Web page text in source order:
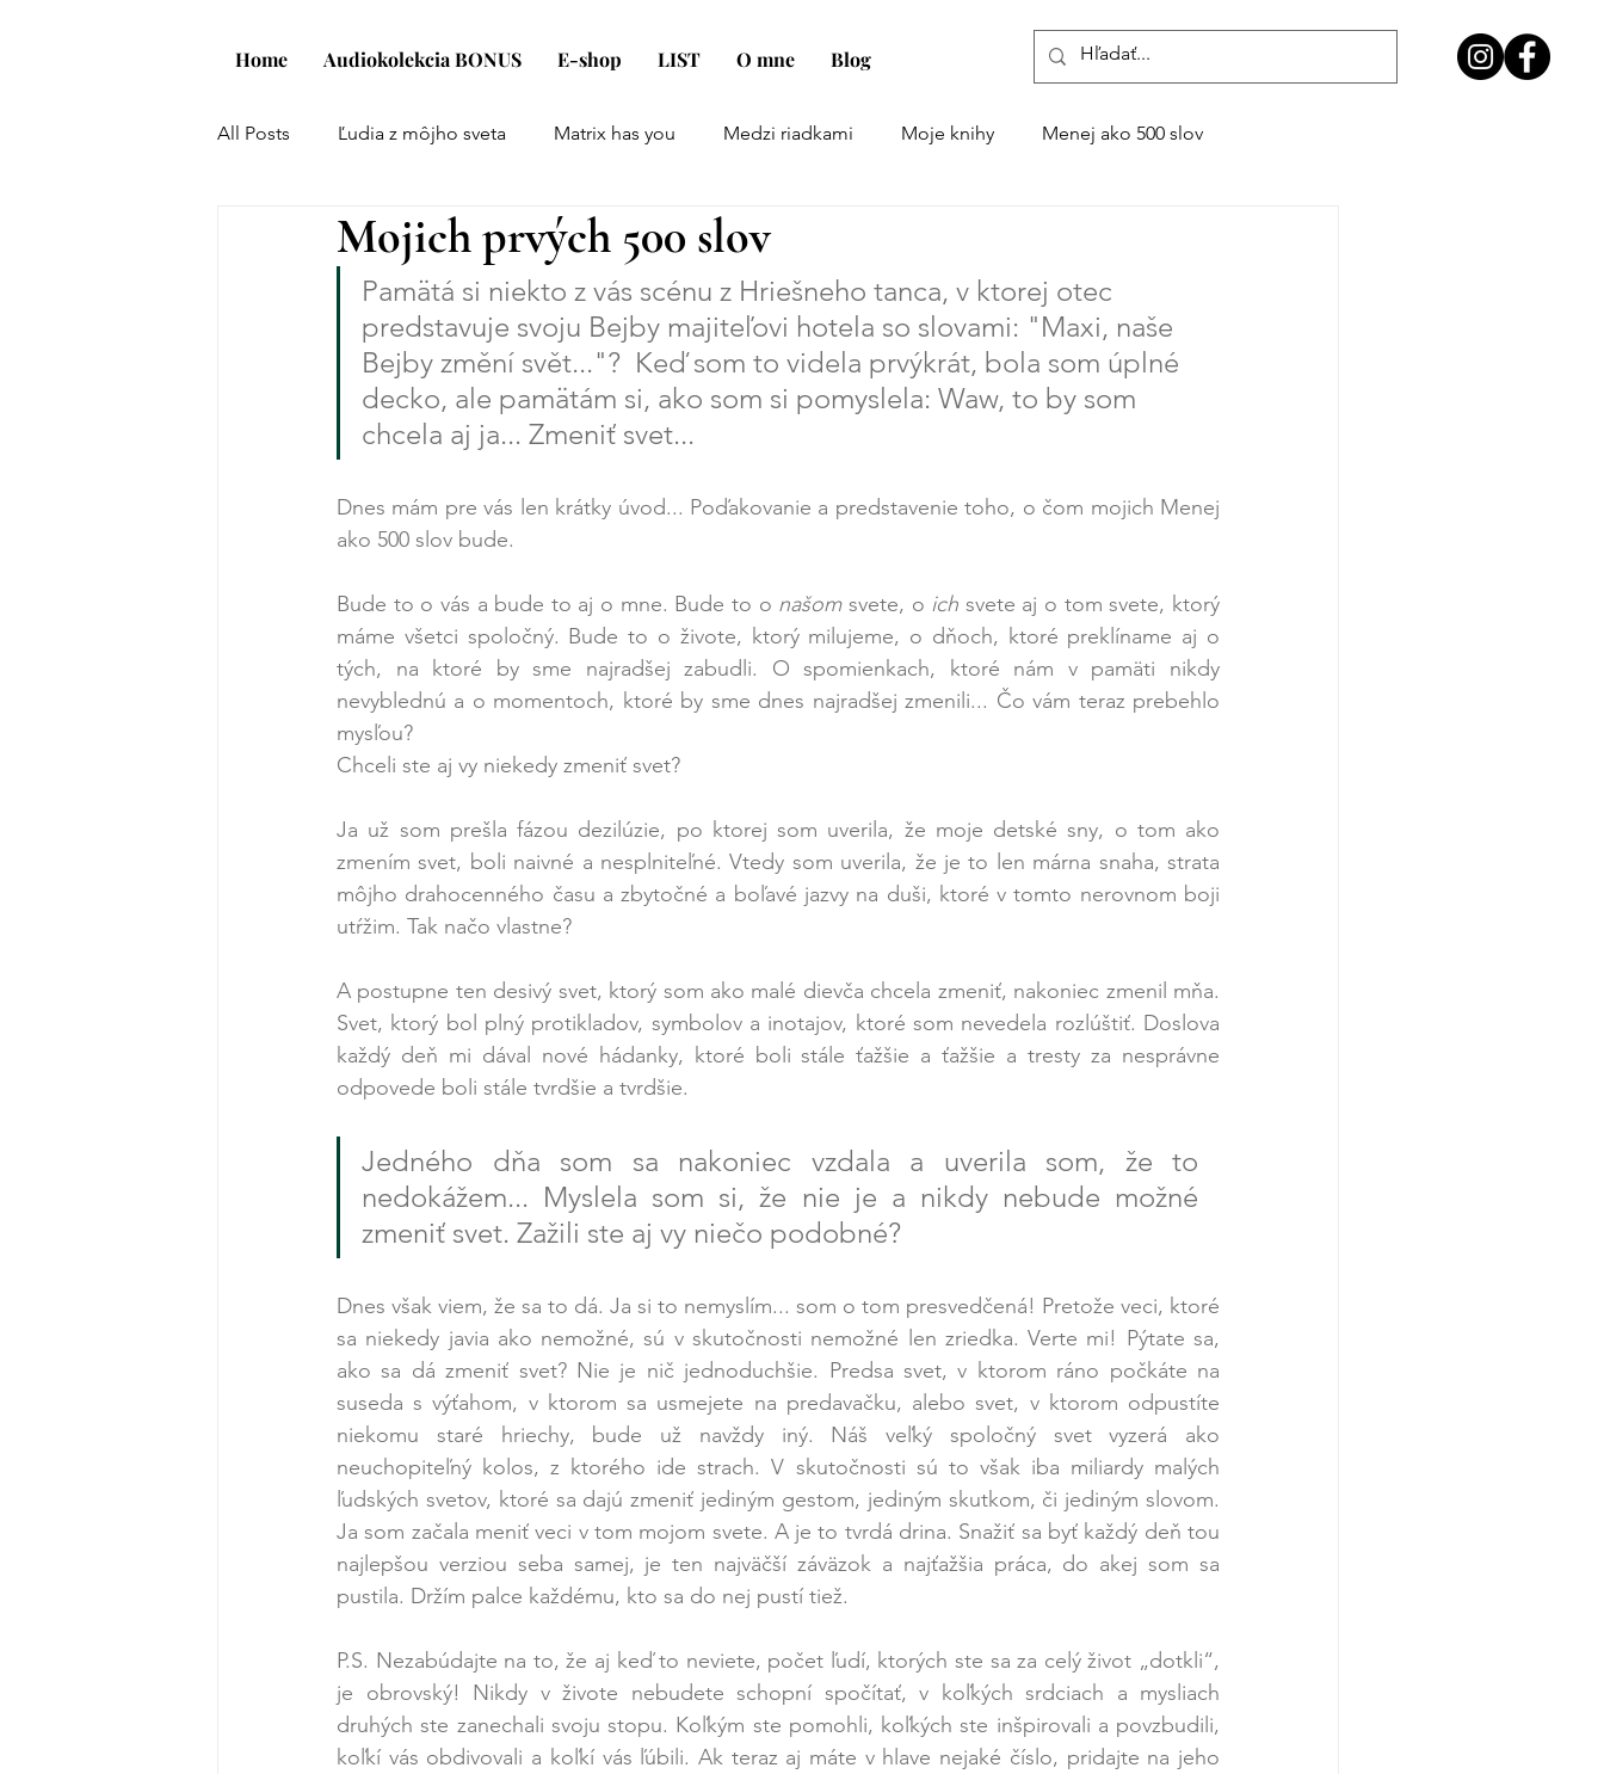
Home Audiokolekcia BONUS E-shop LIST O mne Blog
All Posts Ľudia z môjho sveta Matrix has you Medzi riadkami Moje knihy Menej ako 500 slov
Spojme brehy Projekt: KÓD: 668
Mojich prvých 500 slov
Pamätá si niekto z vás scénu z Hriešneho tanca, v ktorej otec
predstavuje svoju Bejby majiteľovi hotela so slovami: "Maxi, naše
Bejby změní svět..."?  Keď som to videla prvýkrát, bola som úplné
decko, ale pamätám si, ako som si pomyslela: Waw, to by som
chcela aj ja... Zmeniť svet...
Dnes mám pre vás len krátky úvod... Poďakovanie a predstavenie toho, o čom mojich Menej
ako 500 slov bude.
Bude to o vás a bude to aj o mne. Bude to o našom svete, o ich svete aj o tom svete, ktorý
máme všetci spoločný. Bude to o živote, ktorý milujeme, o dňoch, ktoré preklíname aj o
tých, na ktoré by sme najradšej zabudli. O spomienkach, ktoré nám v pamäti nikdy
nevyblednú a o momentoch, ktoré by sme dnes najradšej zmenili... Čo vám teraz prebehlo
mysľou?
Chceli ste aj vy niekedy zmeniť svet?
Ja už som prešla fázou dezilúzie, po ktorej som uverila, že moje detské sny, o tom ako
zmením svet, boli naivné a nesplniteľné. Vtedy som uverila, že je to len márna snaha, strata
môjho drahocenného času a zbytočné a boľavé jazvy na duši, ktoré v tomto nerovnom boji
utŕžim. Tak načo vlastne?
A postupne ten desivý svet, ktorý som ako malé dievča chcela zmeniť, nakoniec zmenil mňa.
Svet, ktorý bol plný protikladov, symbolov a inotajov, ktoré som nevedela rozlúštiť. Doslova
každý deň mi dával nové hádanky, ktoré boli stále ťažšie a ťažšie a tresty za nesprávne
odpovede boli stále tvrdšie a tvrdšie.
Jedného dňa som sa nakoniec vzdala a uverila som, že to
nedokážem... Myslela som si, že nie je a nikdy nebude možné
zmeniť svet. Zažili ste aj vy niečo podobné?
Dnes však viem, že sa to dá. Ja si to nemyslím... som o tom presvedčená! Pretože veci, ktoré
sa niekedy javia ako nemožné, sú v skutočnosti nemožné len zriedka. Verte mi! Pýtate sa,
ako sa dá zmeniť svet? Nie je nič jednoduchšie. Predsa svet, v ktorom ráno počkáte na
suseda s výťahom, v ktorom sa usmejete na predavačku, alebo svet, v ktorom odpustíte
niekomu staré hriechy, bude už navždy iný. Náš veľký spoločný svet vyzerá ako
neuchopiteľný kolos, z ktorého ide strach. V skutočnosti sú to však iba miliardy malých
ľudských svetov, ktoré sa dajú zmeniť jediným gestom, jediným skutkom, či jediným slovom.
Ja som začala meniť veci v tom mojom svete. A je to tvrdá drina. Snažiť sa byť každý deň tou
najlepšou verziou seba samej, je ten najväčší záväzok a najťažšia práca, do akej som sa
pustila. Držím palce každému, kto sa do nej pustí tiež.
P.S. Nezabúdajte na to, že aj keď to neviete, počet ľudí, ktorých ste sa za celý život „dotkli“,
je obrovský! Nikdy v živote nebudete schopní spočítať, v koľkých srdciach a mysliach
druhých ste zanechali svoju stopu. Koľkým ste pomohli, koľkých ste inšpirovali a povzbudili,
koľkí vás obdivovali a koľkí vás ľúbili. Ak teraz aj máte v hlave nejaké číslo, pridajte na jeho